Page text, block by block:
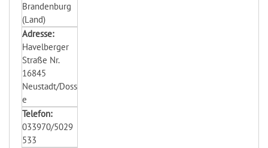
Brandenburg
(Land)
Adresse:
Havelberger
Straße Nr.
16845
Neustadt/Doss
e
Telefon:
033970/5029
533